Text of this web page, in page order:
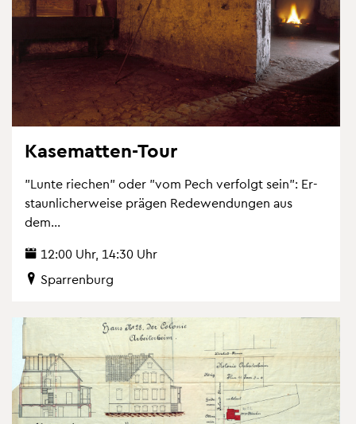
Ka­se­mat­ten-Tour
"Lunte rie­chen" oder "vom Pech ver­folgt sein": Er­
staun­li­cher­wei­se prä­gen Re­de­wen­dun­gen aus
dem...
12:00 Uhr, 14:30 Uhr
Spar­ren­burg